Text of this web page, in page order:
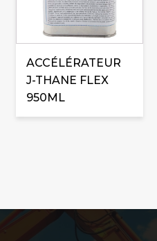
ACCÉLÉRATEUR
J-THANE FLEX
950ML